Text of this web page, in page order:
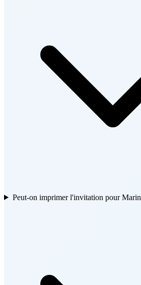
Peut-on imprimer l'invitation pour